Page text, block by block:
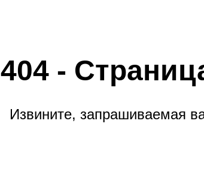
404 -
Извините, запрашиваемая